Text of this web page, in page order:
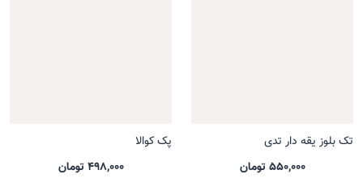
تک بلوز یقه دار تدی
550,000 تومان
پک کوالا
498,000 تومان